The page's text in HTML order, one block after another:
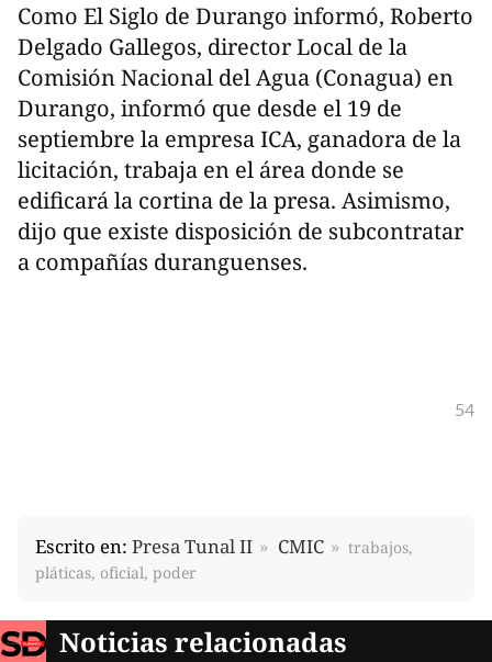
Como El Siglo de Durango informó, Roberto
Delgado Gallegos, director Local de la
Comisión Nacional del Agua (Conagua) en
Durango, informó que desde el 19 de
septiembre la empresa ICA, ganadora de la
licitación, trabaja en el área donde se
edificará la cortina de la presa. Asimismo,
dijo que existe disposición de subcontratar
a compañías duranguenses.
54
Escrito en: Presa Tunal II CMIC
trabajos,
pláticas, oficial, poder
Noticias relacionadas